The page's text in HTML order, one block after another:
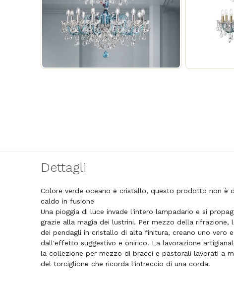
Dettagli
Colore verde oceano e cristallo, questo prodotto non è
caldo in fusione
Una pioggia di luce invade l'intero lampadario e si
grazie alla magia dei lustrini. Per mezzo della rifrazione,
dei pendagli in cristallo di alta finitura, creano uno vero
dall'effetto suggestivo e onirico. La lavorazione
la collezione per mezzo di bracci e pastorali lavorati a
del torciglione che ricorda l'intreccio di una corda.